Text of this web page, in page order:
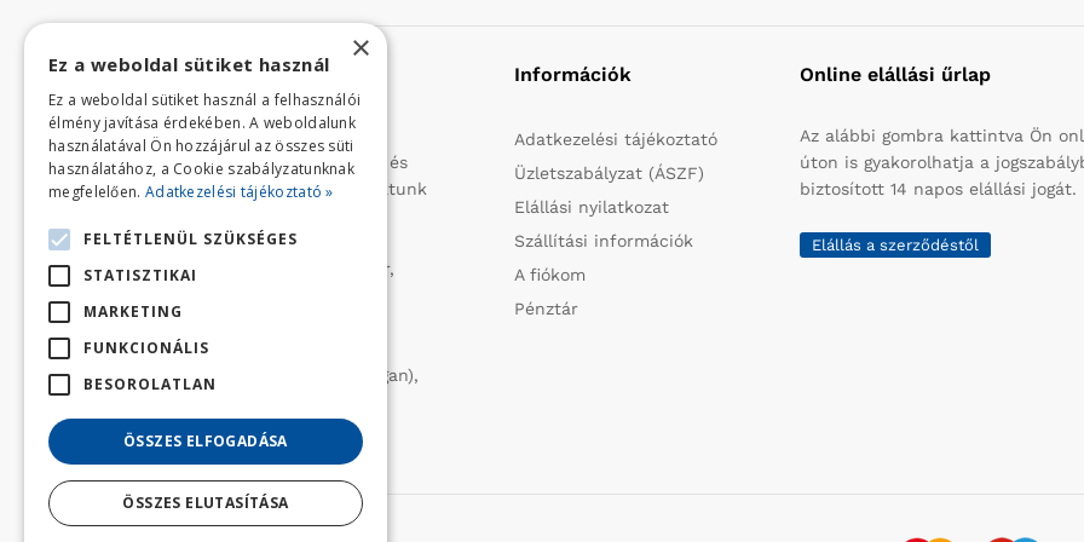
Rólunk
Profilunk a mezőgazdasági, kerti
kisgépek és egyéb iparcikkek kis- és
nagykereskedelme. 1991 óta folytatunk
Olaszországból származó
vízszivattyúkat (DAB, Tesla, Leader,
robbanómotoros fűnyírókat kerti
traktorokat (MTD, Husqvarna),
permetezőket (CIFARELLI, Dal Degan),
(LAMINOX) szállítunk be.
Információk
Adatkezelési tájékoztató
Üzletszabályzat (ÁSZF)
Elállási nyilatkozat
Szállítási információk
A fiókom
Pénztár
Online elállási űrlap
Az alábbi gombra kattintva Ön
úton is gyakorolhatja a
biztosított 14 napos elállási jogát.
Elállás a szerződéstől
×
Ez a weboldal sütiket használ
Ez a weboldal sütiket használ a felhasználói
élmény javítása érdekében. A weboldalunk
használatával Ön hozzájárul az összes süti
használatához, a Cookie szabályzatunknak
megfelelően. Adatkezelési tájékoztató »
FELTÉTLENÜL SZÜKSÉGES
STATISZTIKAI
MARKETING
FUNKCIONÁLIS
BESOROLATLAN
ÖSSZES ELFOGADÁSA
ÖSSZES ELUTASÍTÁSA